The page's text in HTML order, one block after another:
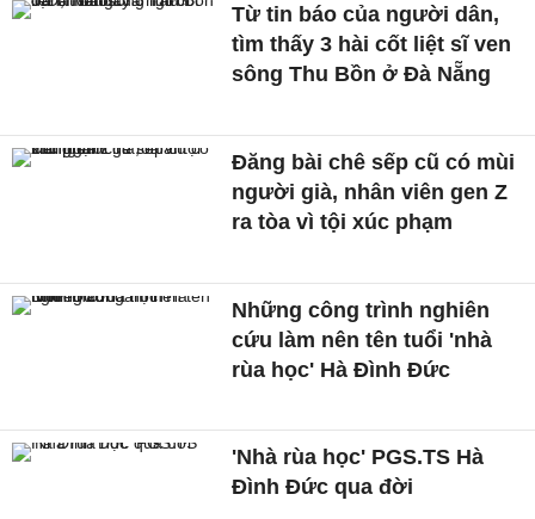
Từ tin báo của người dân,
tìm thấy 3 hài cốt liệt sĩ ven
sông Thu Bồn ở Đà Nẵng
Đăng bài chê sếp cũ có mùi
người già, nhân viên gen Z
ra tòa vì tội xúc phạm
Những công trình nghiên
cứu làm nên tên tuổi 'nhà
rùa học' Hà Đình Đức
'Nhà rùa học' PGS.TS Hà
Đình Đức qua đời